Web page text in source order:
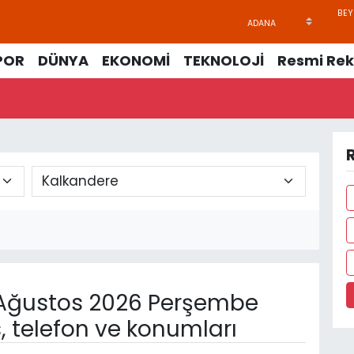
DÜNYA EKONOMİ TEKNOLOJİ Resmi
2026 Perşembe
ve konumları